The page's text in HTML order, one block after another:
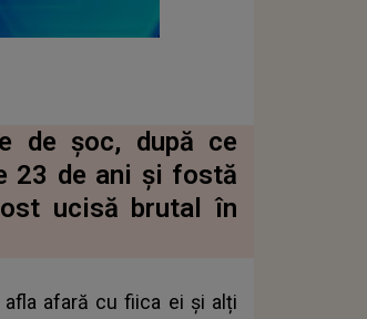
de șoc, după ce
23 de ani și fostă
ucisă brutal în
afară cu fiica ei și alți